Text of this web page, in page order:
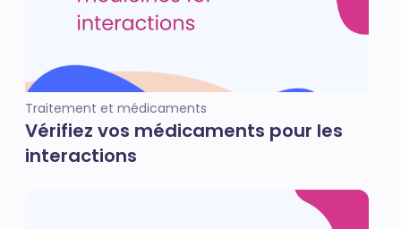
Traitement et médicaments
Vérifiez vos médicaments pour les
interactions